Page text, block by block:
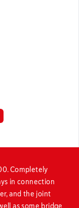
Completely
in connection
and the joint
as some bridge